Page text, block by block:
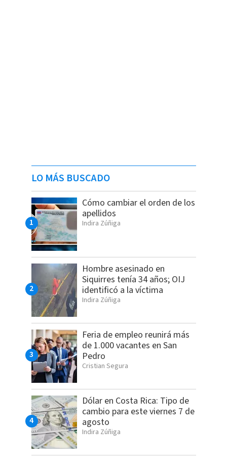
LO MÁS BUSCADO
Cómo cambiar el orden de los
apellidos
Indira Zúñiga
Hombre asesinado en
Siquirres tenía 34 años; OIJ
identificó a la víctima
Indira Zúñiga
Feria de empleo reunirá más
de 1.000 vacantes en San
Pedro
Cristian Segura
Dólar en Costa Rica: Tipo de
cambio para este viernes 7 de
agosto
Indira Zúñiga